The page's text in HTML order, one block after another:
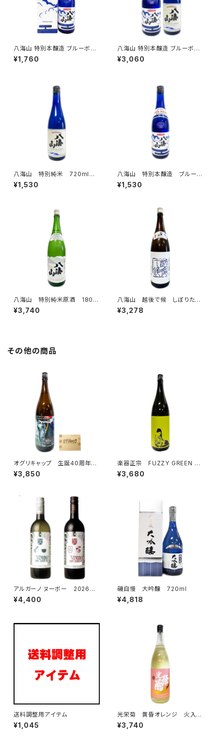
八海山 特別本醸造 ブルーボト
ル ナショナルリーグ優勝記念ラ
ベル 720ml
¥1,760
八海山 特別本醸造 ブルーボト
ル & 特別純米 720ml × 2
本
¥3,060
八海山 特別純米 720ml
¥1,530
八海山 特別本醸造 ブルーボ
トル 720ml
¥1,530
八海山 特別純米原酒 1800
ml
¥3,740
八海山 越後で候 しぼりたて
原酒 青 1800ml
¥3,278
その他の商品
オグリキャップ 生誕40周年記
念 純米大吟醸 1800ml オ
リジナル1合枡付き
¥3,850
楽器正宗 FUZZY GREEN 本
醸造 1800ml
¥3,680
アルガーノ ヌーボー 2026
白ワイン＆赤ワイン 750ml×2
本セット
¥4,400
磯自慢 大吟醸 720ml
¥4,818
送料調整用アイテム
¥1,045
光栄菊 黄昏オレンジ 火入
れ 1800ml
¥3,740